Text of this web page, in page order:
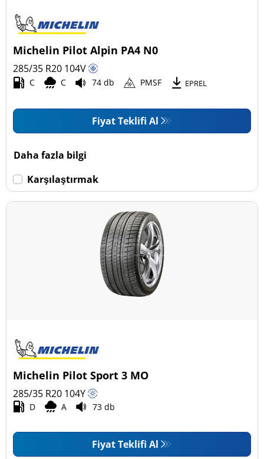
Michelin Pilot Alpin PA4 N0
285/35 R20 104V
C C 74 db PMSF EPREL
Fiyat Teklifi Al
Daha fazla bilgi
Karşılaştırmak
Michelin Pilot Sport 3 MO
285/35 R20 104Y
D A 73 db
Fiyat Teklifi Al